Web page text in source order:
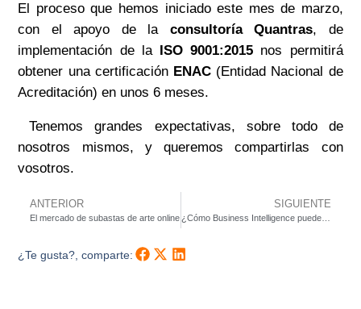
El proceso que hemos iniciado este mes de marzo,
con el apoyo de la consultoríaQuantras, de
implementación de la ISO 9001:2015 nos permitirá
obtener una certificaciónENAC (Entidad Nacional de
Acreditación) en unos 6 meses.
Tenemos grandes expectativas, sobre todo de
nosotros mismos, y queremos compartirlas con
vosotros.
ANTERIOR
El mercado de subastas de arte online
SIGUIENTE
¿Cómo Business Intelligence puede ayudarte en la toma de decisiones?
¿Te gusta?, comparte: